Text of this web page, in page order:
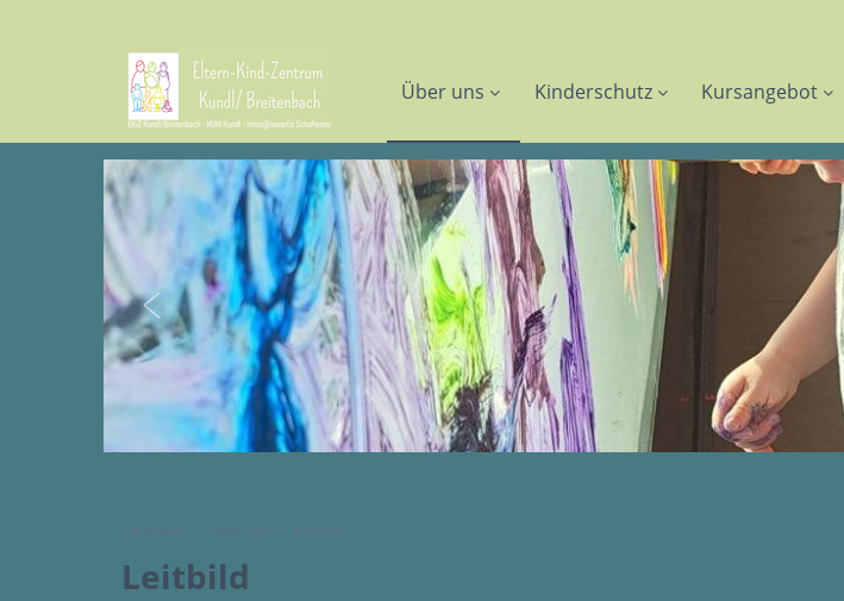
Über uns Kinderschutz Kursangebot
Leitbild